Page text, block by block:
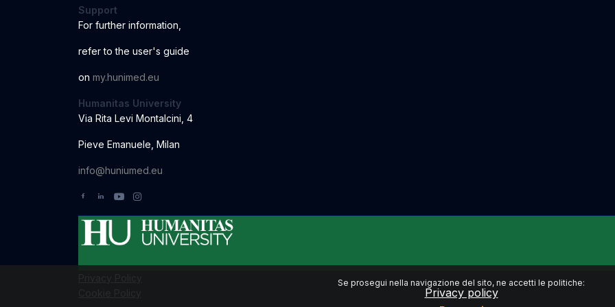
Se prosegui nella navigazione del sito, ne accetti le politiche:
Privacy policy
Support
For further information
refer to the user's guide
on my.hunimed.eu
Humanitas University
Via Rita Levi Montalcini, 4
Pieve Emanuele, Milan
info@huniumed.eu